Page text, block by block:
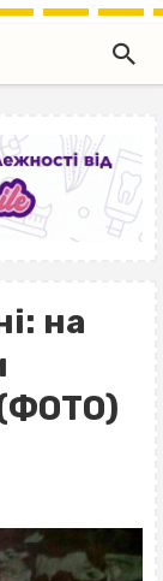
на
(ФОТО)